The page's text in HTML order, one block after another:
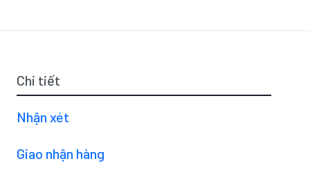
Chi tiết
Nhận xét
Giao nhận hàng